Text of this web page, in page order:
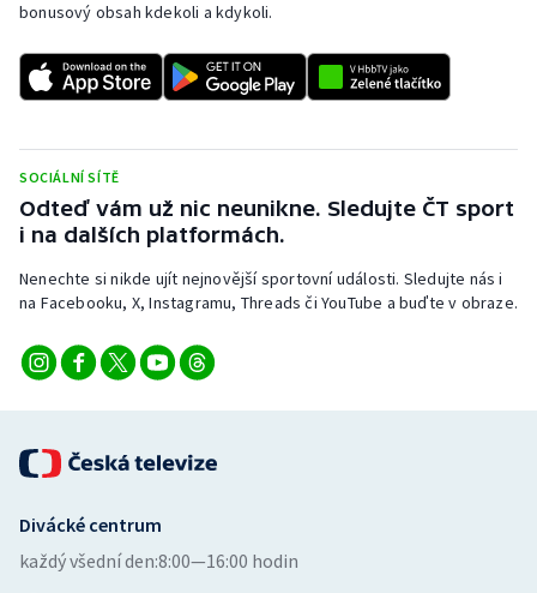
Sportovní střelba
Stolní tenis
Triatlon
Veslování
Volejbal
bonusový obsah kdekoli a kdykoli.
SOCIÁLNÍ SÍTĚ
Odteď vám už nic neunikne. Sledujte ČT sport
i na dalších platformách.
Nenechte si nikde ujít nejnovější sportovní události. Sledujte nás i
na Facebooku, X, Instagramu, Threads či YouTube a buďte v obraze.
Divácké centrum
každý všední den:8:00—16:00 hodin